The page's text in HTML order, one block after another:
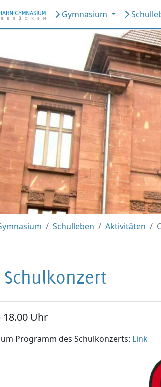
Gymnasium
Schulleben Aktivitäten
Schulkonzert
18.00 Uhr
Programm des Schulkonzerts: Link